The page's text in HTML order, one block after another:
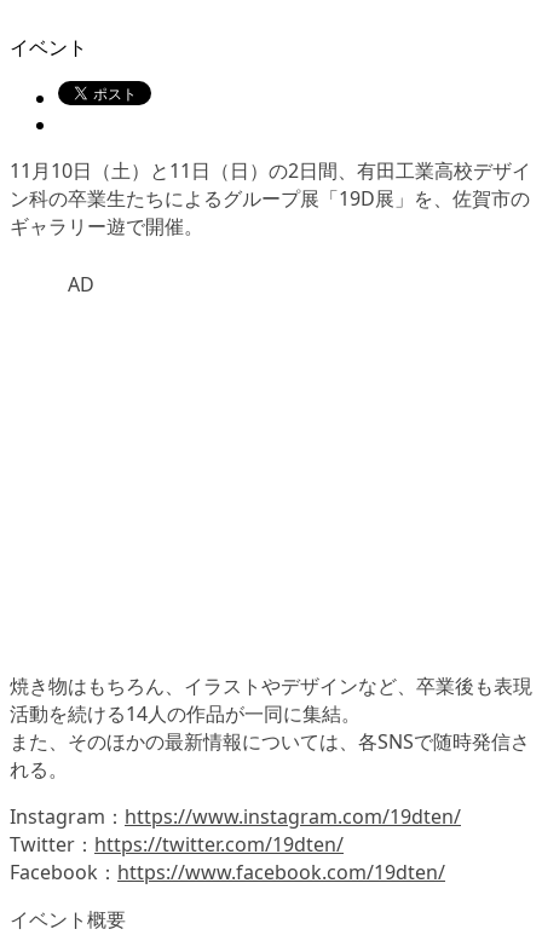
イベント
11月10日（土）と11日（日）の2日間、有田工業高校デザイ
ン科の卒業生たちによるグループ展 「19D展」 を、佐賀市の
ギャラリー遊で開催。
AD
焼き物はもちろん、イラストやデザインなど、卒業後も表現
活動を続ける14人の作品が一同に集結。
また、そのほかの最新情報については、各SNSで随時発信さ
れる。
Instagram： https://www.instagram.com/19dten/
Twitter： https://twitter.com/19dten/
Facebook： https://www.facebook.com/19dten/
イベント概要